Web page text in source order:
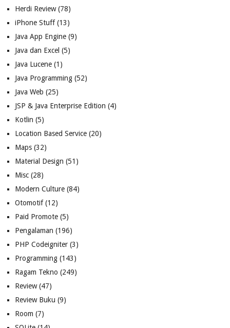
Herdi Review(78)
iPhone Stuff(13)
Java App Engine(9)
Java dan Excel (5)
Java Lucene(1)
Java Programming(52)
Java Web (25)
JSP & Java Enterprise Edition (4)
Kotlin (5)
Location Based Service(20)
Maps(32)
Material Design (51)
Misc(28)
Modern Culture(84)
Otomotif(12)
Paid Promote(5)
Pengalaman (196)
PHP Codeigniter(3)
Programming(143)
Ragam Tekno (249)
Review(47)
Review Buku (9)
Room (7)